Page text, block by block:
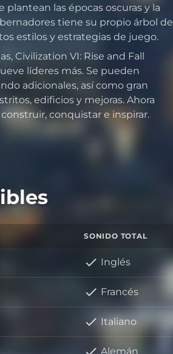
plantean las épocas oscuras y la
tiene su propio árbol de
estilos y estrategias de juego.
Civilization VI: Rise and Fall
líderes más. Se pueden
adicionales, así como gran
edificios y mejoras. Ahora
conquistar e inspirar.
SONIDO TOTAL
Inglés
Francés
Italiano
Alemán